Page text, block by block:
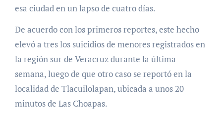
esa ciudad en un lapso de cuatro días.
De acuerdo con los primeros reportes, este hecho
elevó a tres los suicidios de menores registrados en
la región sur de Veracruz durante la última
semana, luego de que otro caso se reportó en la
localidad de Tlacuilolapan, ubicada a unos 20
minutos de Las Choapas.